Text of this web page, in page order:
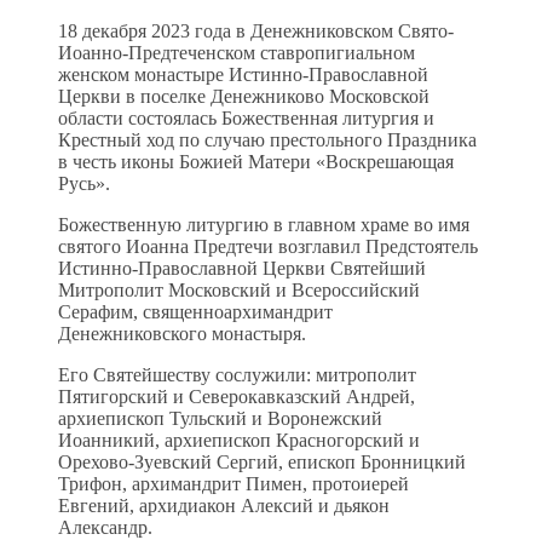
18 декабря 2023 года в Денежниковском Свято-
Иоанно-Предтеченском ставропигиальном
женском монастыре Истинно-Православной
Церкви в поселке Денежниково Московской
области состоялась Божественная литургия и
Крестный ход по случаю престольного Праздника
в честь иконы Божией Матери «Воскрешающая
Русь».
Божественную литургию в главном храме во имя
святого Иоанна Предтечи возглавил Предстоятель
Истинно-Православной Церкви Святейший
Митрополит Московский и Всероссийский
Серафим, священноархимандрит
Денежниковского монастыря.
Его Святейшеству сослужили: митрополит
Пятигорский и Северокавказский Андрей,
архиепископ Тульский и Воронежский
Иоанникий, архиепископ Красногорский и
Орехово-Зуевский Сергий, епископ Бронницкий
Трифон, архимандрит Пимен, протоиерей
Евгений, архидиакон Алексий и дьякон
Александр.